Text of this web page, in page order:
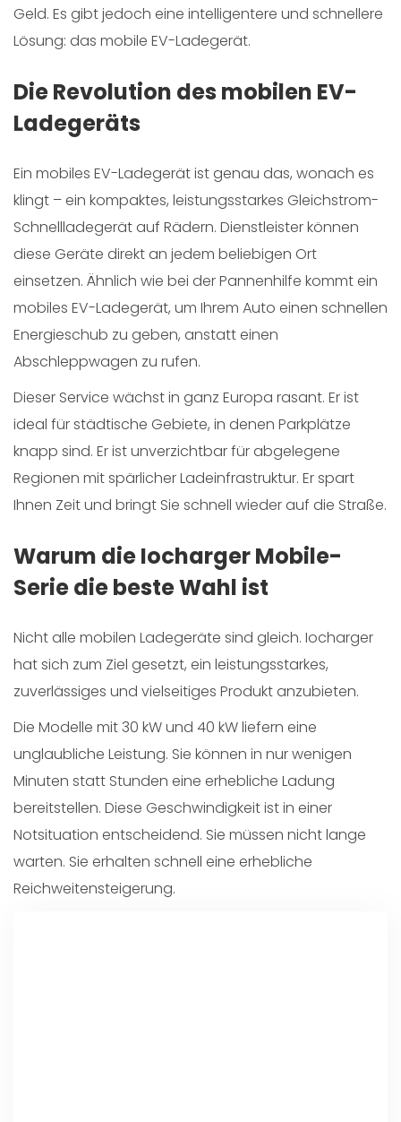
Geld. Es gibt jedoch eine intelligentere und schnellere
Lösung: das mobile EV-Ladegerät.
Die Revolution des mobilen EV-
Ladegeräts
Ein mobiles EV-Ladegerät ist genau das, wonach es
klingt – ein kompaktes, leistungsstarkes Gleichstrom-
Schnellladegerät auf Rädern. Dienstleister können
diese Geräte direkt an jedem beliebigen Ort
einsetzen. Ähnlich wie bei der Pannenhilfe kommt ein
mobiles EV-Ladegerät, um Ihrem Auto einen schnellen
Energieschub zu geben, anstatt einen
Abschleppwagen zu rufen.
Dieser Service wächst in ganz Europa rasant. Er ist
ideal für städtische Gebiete, in denen Parkplätze
knapp sind. Er ist unverzichtbar für abgelegene
Regionen mit spärlicher Ladeinfrastruktur. Er spart
Ihnen Zeit und bringt Sie schnell wieder auf die Straße.
Warum die Iocharger Mobile-
Serie die beste Wahl ist
Nicht alle mobilen Ladegeräte sind gleich. Iocharger
hat sich zum Ziel gesetzt, ein leistungsstarkes,
zuverlässiges und vielseitiges Produkt anzubieten.
Die Modelle mit 30 kW und 40 kW liefern eine
unglaubliche Leistung. Sie können in nur wenigen
Minuten statt Stunden eine erhebliche Ladung
bereitstellen. Diese Geschwindigkeit ist in einer
Notsituation entscheidend. Sie müssen nicht lange
warten. Sie erhalten schnell eine erhebliche
Reichweitensteigerung.